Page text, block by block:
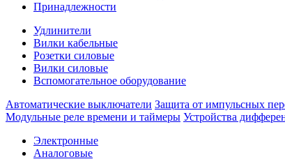
Принадлежности
Удлинители
Вилки кабельные
Розетки силовые
Вилки силовые
Вспомогательное оборудование
Автоматические выключатели Защита от импульсных
Модульные реле времени и таймеры Устройства
Электронные
Аналоговые